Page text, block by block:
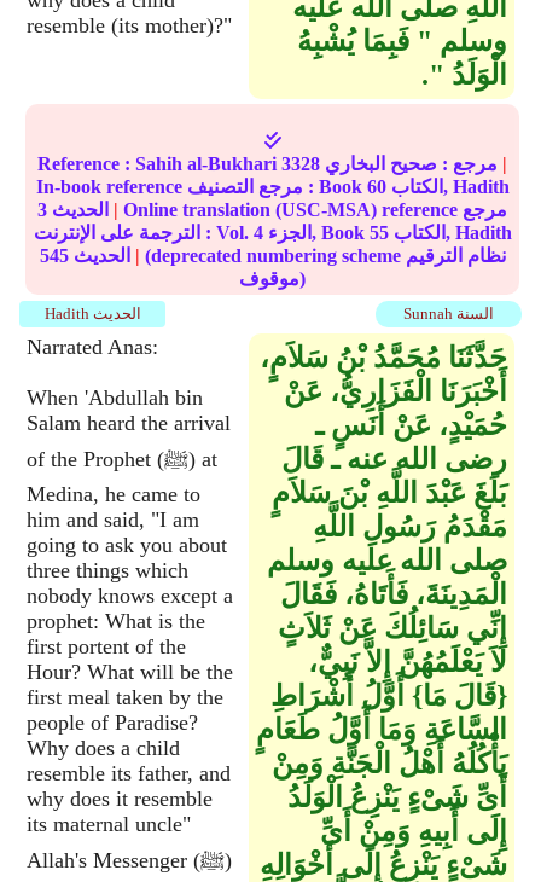
resemble (its mother)?"
اللَّهِ صلى الله عليه
وسلم ‏"‏ فَبِمَا يُشْبِهُ
الْوَلَدُ ‏"‏‏.‏
Reference :Sahih al-Bukhari 3328 مرجع : صحيح البخاري
|
In-book reference مرجع التصنيف : Book 60
الكتاب, Hadith
3
| Online translation (USC-MSA) reference مرجع
الترجمة على الإنترنت : Vol. 4 الجزء, Book 55
الكتاب, Hadith
545
| (deprecated numbering scheme نظام الترقيم
موقوف)
Sunnah السنة Hadith الحديث
Narrated Anas:
When 'Abdullah bin
Salam heard the arrival
of the Prophet (ﷺ) at
Medina, he came to
him and said, "I am
going to ask you about
three things which
nobody knows except a
prophet: What is the
first portent of the
Hour? What will be the
first meal taken by the
people of Paradise?
Why does a child
resemble its father, and
why does it resemble
its maternal uncle"
Allah's Messenger (ﷺ)
حَدَّثَنَا مُحَمَّدُ بْنُ سَلاَمٍ،
أَخْبَرَنَا الْفَزَارِيُّ، عَنْ
حُمَيْدٍ، عَنْ أَنَسٍ ـ
رضى الله عنه ـ قَالَ
بَلَغَ عَبْدَ اللَّهِ بْنَ سَلاَمٍ
مَقْدَمُ رَسُولِ اللَّهِ
صلى الله عليه وسلم
الْمَدِينَةَ، فَأَتَاهُ، فَقَالَ
إِنِّي سَائِلُكَ عَنْ ثَلاَثٍ
لاَ يَعْلَمُهُنَّ إِلاَّ نَبِيٌّ،
‏{‏قَالَ مَا‏}‏ أَوَّلُ أَشْرَاطِ
السَّاعَةِ وَمَا أَوَّلُ طَعَامٍ
يَأْكُلُهُ أَهْلُ الْجَنَّةِ وَمِنْ
أَىِّ شَىْءٍ يَنْزِعُ الْوَلَدُ
إِلَى أَبِيهِ وَمِنْ أَىِّ
شَىْءٍ يَنْزِعُ إِلَى أَخْوَالِهِ